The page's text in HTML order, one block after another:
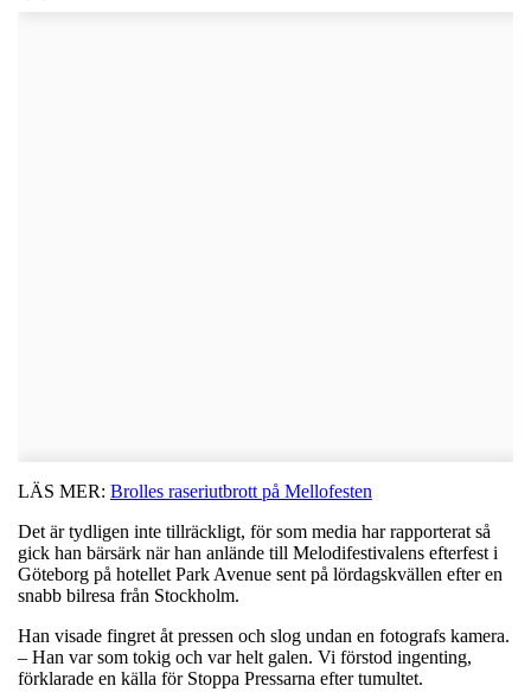
LÄS MER: Brolles raseriutbrott på Mellofesten
Det är tydligen inte tillräckligt, för som media har rapporterat så
gick han bärsärk när han anlände till Melodifestivalens efterfest i
Göteborg på hotellet Park Avenue sent på lördagskvällen efter en
snabb bilresa från Stockholm.
Han visade fingret åt pressen och slog undan en fotografs kamera.
– Han var som tokig och var helt galen. Vi förstod ingenting,
förklarade en källa för Stoppa Pressarna efter tumultet.